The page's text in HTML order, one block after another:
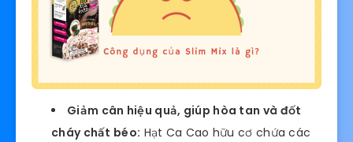
Giảm cân hiệu quả, giúp hòa tan và đốt
cháy chất béo: Hạt Ca Cao hữu cơ chứa các